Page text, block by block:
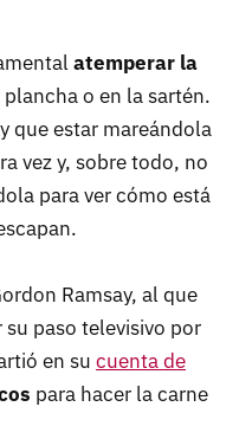
atemperar la
o en la sartén.
que estar mareándola
vez y, sobre todo, no
para ver cómo está
Ramsay, al que
paso televisivo por
en su cuenta de
para hacer la carne